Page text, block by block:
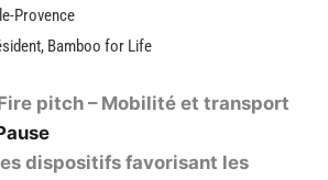
Provence
Bamboo for Life
pitch – Mobilité et transport
dispositifs favorisant les